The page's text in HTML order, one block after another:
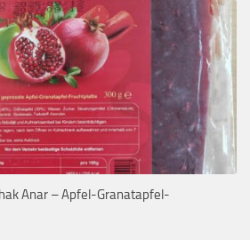
Anar – Apfel-Granatapfel-